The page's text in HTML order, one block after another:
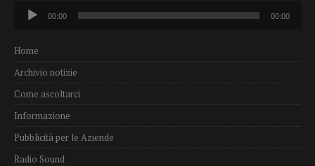
Audio
Player
00:00 00:00
Home
Archivio notizie
Come ascoltarci
Informazione
Pubblicità per le Aziende
Radio Sound